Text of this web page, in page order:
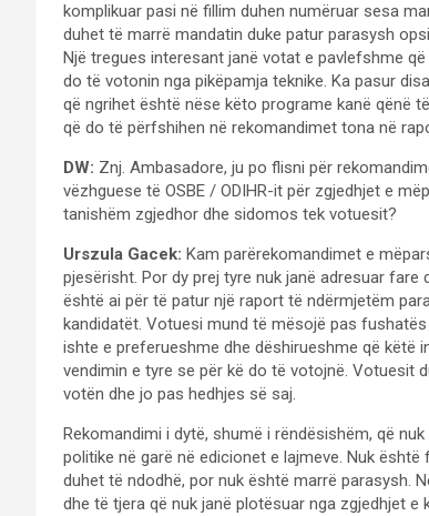
komplikuar pasi në fillim duhen numëruar sesa
duhet të marrë mandatin duke patur parasysh
Një tregues interesant janë votat e pavlefshme
do të votonin nga pikëpamja teknike. Ka pasur
që ngrihet është nëse këto programe kanë qënë
që do të përfshihen në rekomandimet tona në
DW: Znj. Ambasadore, ju po flisni për
vëzhguese të OSBE / ODIHR-it për zgjedhjet e
tanishëm zgjedhor dhe sidomos tek votuesit?
Urszula Gacek: Kam parërekomandimet e
pjesërisht. Por dy prej tyre nuk janë adresuar fare
është ai për të patur një raport të ndërmjetëm
kandidatët. Votuesi mund të mësojë pas
ishte e preferueshme dhe dëshirueshme që
vendimin e tyre se për kë do të votojnë. Votuesit
votën dhe jo pas hedhjes së saj.
Rekomandimi i dytë, shumë i rëndësishëm, që
politike në garë në edicionet e lajmeve. Nuk
duhet të ndodhë, por nuk është marrë parasysh.
dhe të tjera që nuk janë plotësuar nga zgjedhjet